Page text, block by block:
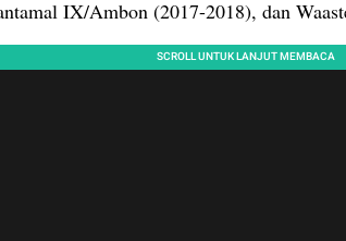
IX/Ambon (2017-2018), dan